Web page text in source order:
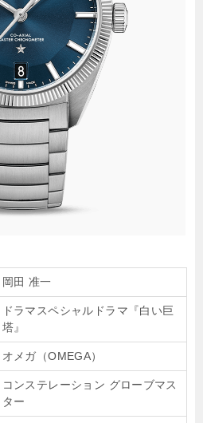
岡田 准一
ドラマスペシャルドラマ『白い巨
塔』
オメガ（OMEGA）
コンステレーション グローブマス
ター